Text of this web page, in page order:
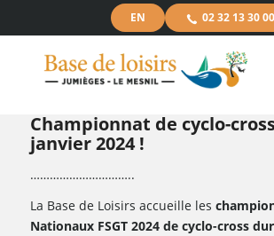
EN 02 32 13 30 00
Championnat de cyclo-
janvier 2024 !
…………………………..
La Base de Loisirs accueille les
Nationaux FSGT 2024 de cyclo-cross